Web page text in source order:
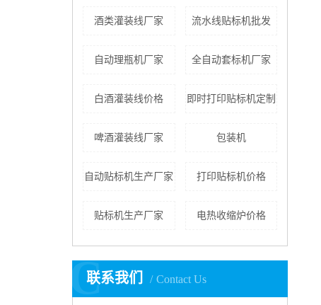
酒类灌装线厂家 流水线贴标机批发
自动理瓶机厂家 全自动套标机厂家
白酒灌装线价格 即时打印贴标机定制
啤酒灌装线厂家 包装机
自动贴标机生产厂家 打印贴标机价格
贴标机生产厂家 电热收缩炉价格
联系我们 Contact Us
C